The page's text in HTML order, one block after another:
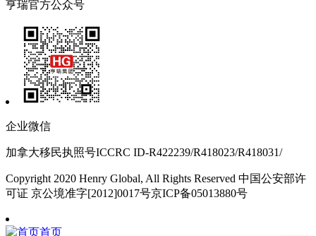
亨瑞官方公众号
企业微信
加拿大移民执照号ICCRC ID-R422239/R418023/R418031/
Copyright 2020 Henry Global, All Rights Reserved 中国公安部许
可证 京公境准字[2012]0017号京ICP备05013880号
首页